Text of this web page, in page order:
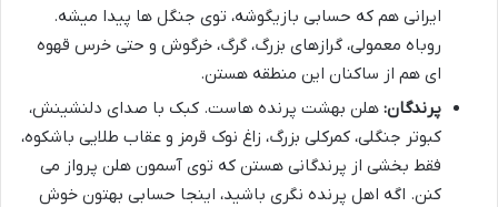
ایرانی هم که حسابی بازیگوشه، توی جنگل ها پیدا میشه.
روباه معمولی، گرازهای بزرگ، گرگ، خرگوش و حتی خرس قهوه
ای هم از ساکنان این منطقه هستن.
پرندگان: هلن بهشت پرنده هاست. کبک با صدای دلنشینش،
کبوتر جنگلی، کمرکلی بزرگ، زاغ نوک قرمز و عقاب طلایی باشکوه،
فقط بخشی از پرندگانی هستن که توی آسمون هلن پرواز می
کنن. اگه اهل پرنده نگری باشید، اینجا حسابی بهتون خوش